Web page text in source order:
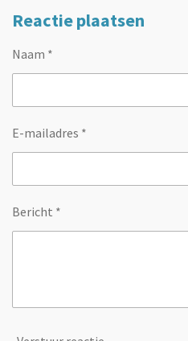
Reactie plaatsen
Naam *
E-mailadres *
Bericht *